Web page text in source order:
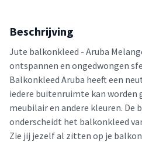
Beschrijving
Jute balkonkleed - Aruba
ontspannen en ongedwongen
Balkonkleed Aruba heeft een
iedere buitenruimte kan worden
meubilair en andere kleuren.
onderscheidt het balkonkleed
Zie jij jezelf al zitten op je